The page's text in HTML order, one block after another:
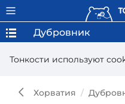
Тонкости используют
Дубровник
Хорватия